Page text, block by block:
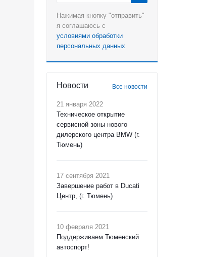
Нажимая кнопку "отправить"
я соглашаюсь с
условиями обработки
персональных данных
Новости Все новости
21 января 2022
Техническое открытие
сервисной зоны нового
дилерского центра BMW (г.
Тюмень)
17 сентября 2021
Завершение работ в Ducati
Центр, (г. Тюмень)
10 февраля 2021
Поддерживаем Тюменский
автоспорт!